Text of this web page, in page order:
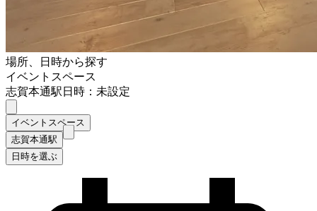
場所、日時から探す
イベントスペース
志賀本通駅日時：未設定
イベントスペース
志賀本通駅
日時を選ぶ